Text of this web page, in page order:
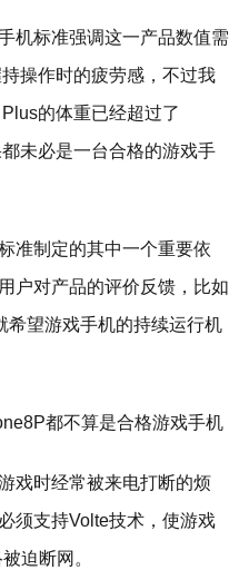
机标准强调这一产品数值需
操作时的疲劳感，不过我
的体重已经超过了
未必是一台合格的游戏手
准制定的其中一个重要依
户对产品的评价反馈，比如
希望游戏手机的持续运行机
戏时经常被来电打断的烦
须支持Volte技术，使游戏
迫断网。